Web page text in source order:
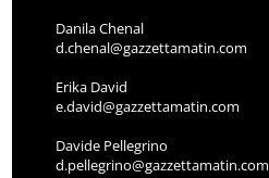
Danila Chenal
d.chenal@gazzettamatin.com
Erika David
e.david@gazzettamatin.com
Davide Pellegrino
d.pellegrino@gazzettamatin.com